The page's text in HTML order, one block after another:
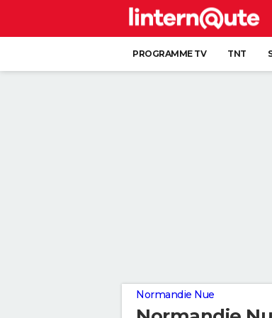
PROGRAMME TV TNT
Normandie Nue